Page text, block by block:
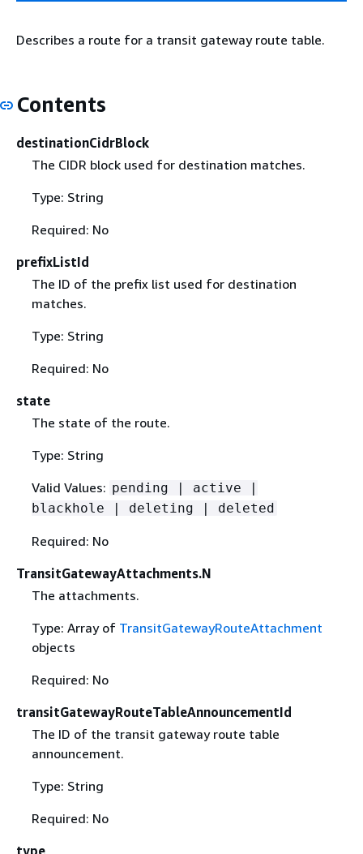
Describes a route for a transit gateway route table.
Contents
destinationCidrBlock
The CIDR block used for destination matches.
Type: String
Required: No
prefixListId
The ID of the prefix list used for destination
matches.
Type: String
Required: No
state
The state of the route.
Type: String
Valid Values: pending | active |
blackhole | deleting | deleted
Required: No
TransitGatewayAttachments.N
The attachments.
Type: Array of TransitGatewayRouteAttachment
objects
Required: No
transitGatewayRouteTableAnnouncementId
The ID of the transit gateway route table
announcement.
Type: String
Required: No